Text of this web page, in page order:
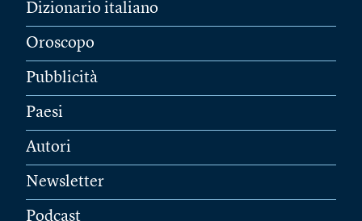
Dizionario italiano
Oroscopo
Pubblicità
Paesi
Autori
Newsletter
Podcast